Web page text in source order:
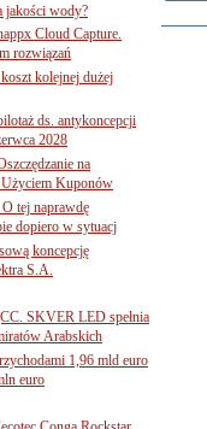
jakości wody?
Cloud Capture.
rozwiązań
kolejnej dużej
ds. antykoncepcji
2028
na
Kuponów
tej naprawdę
dopiero w sytuacj
koncepcję
S.A.
SKVER LED spełnia
Arabskich
1,96 mld euro
euro